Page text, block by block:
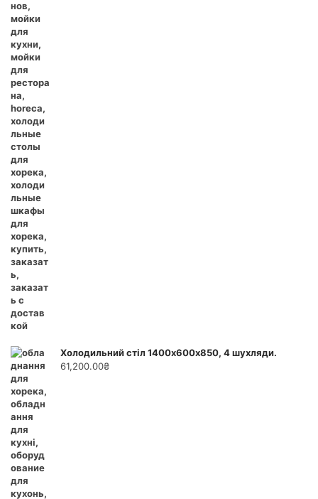
Холодильний стіл 1400х600х850, 4 шухляди.
61,200.00₴